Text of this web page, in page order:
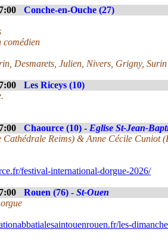
Conche-en-Ouche (27)
comédien
Desmarets, Julien, Nivers, Grigny, Surin
Les Riceys (10)
Chaource (10) - Eglise St-Jean-
Cathédrale Reims) & Anne Cécile Cuniot
festival-international-dorgue-2026/
Rouen (76) - St-Ouen
les-